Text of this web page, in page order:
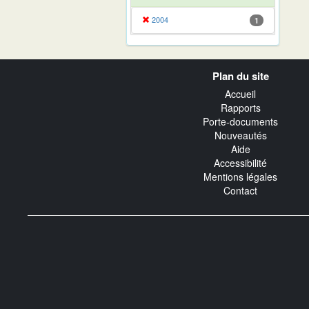
2004 1
Plan du site
Accueil
Rapports
Porte-documents
Nouveautés
Aide
Accessibilité
Mentions légales
Contact